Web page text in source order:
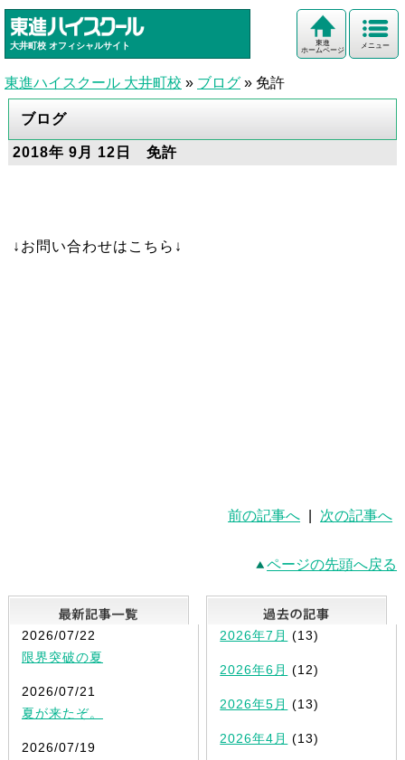
大井町校 オフィシャルサイト メニュー
東進
ホームページ
東進ハイスクール 大井町校 » ブログ » 免許
ブログ
2018年 9月 12日 免許
↓お問い合わせはこちら↓
前の記事へ 次の記事へ
ページの先頭へ戻る
最新記事一覧
2026/07/22
限界突破の夏
2026/07/21
夏が来たぞ。
2026/07/19
2026年7月 (13)
2026年6月 (12)
2026年5月 (13)
2026年4月 (13)